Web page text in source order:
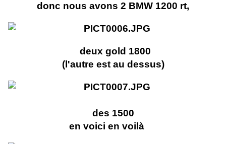
donc nous avons 2 BMW 1200 rt,
deux gold 1800
(l'autre est au dessus)
des 1500
en voici en voilà